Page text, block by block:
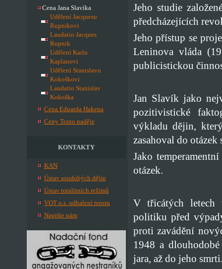
Cena Jana Slavíka
Udělení Jacquesu
Rupnikovi
Laudatio Jacques
Rupnik
Udělení Karlu
Kaplanovi
Udělení Stanislavu
Kokoškovi
Laudatio Stanislav
Kokoška
Cena Eduarda Hakena
Ceny Torzo naděje
KONTAKTY
KAN
Ústav soudobých dějin
Ústav totalitních režimů
VOT o.s. odhalení teroru
Napište nám
Jeho studie
předcházejících
Jeho přístup se
Leninova vláda
publicistickou
Jan Slavík jako
pozitivistické
výkladu dějin,
zasahoval do
Jako
otázek.
V třicátých letech
politiku před
proti zavádění
1948 a
jara, až do jeho